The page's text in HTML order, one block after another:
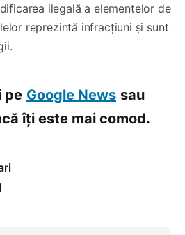
ilegală a elementelor de
reprezintă infracțiuni și sunt
pe Google News sau
îți este mai comod.